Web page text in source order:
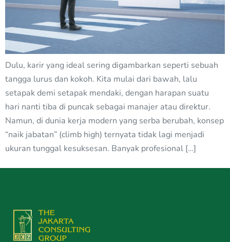
Dulu, karir yang ideal sering digambarkan seperti sebuah
tangga lurus dan kokoh. Kita mulai dari bawah, lalu
setapak demi setapak mendaki, dengan harapan suatu
hari nanti tiba di puncak sebagai manajer atau direktur.
Namun, di dunia kerja modern yang serba berubah, konsep
“naik jabatan” (climb high) ternyata tidak lagi menjadi
ukuran tunggal kesuksesan. Banyak profesional […]